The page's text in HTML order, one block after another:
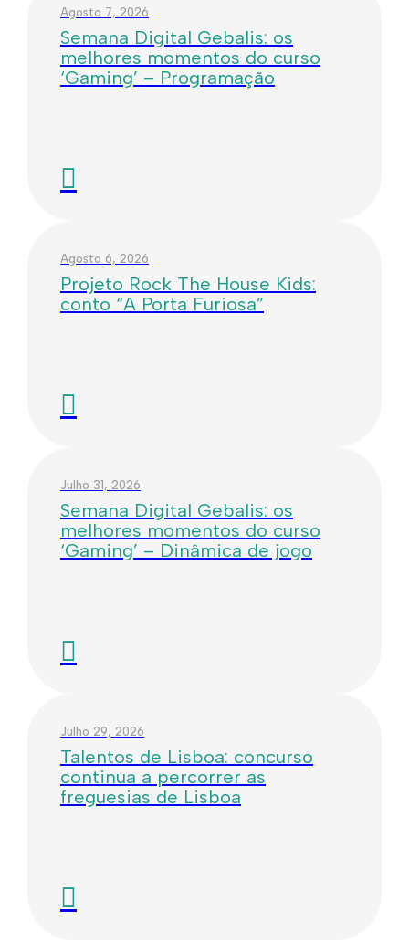
Agosto 7, 2026
Semana Digital Gebalis: os
melhores momentos do curso
‘Gaming’ – Programação
Agosto 6, 2026
Projeto Rock The House Kids:
conto “A Porta Furiosa”
Julho 31, 2026
Semana Digital Gebalis: os
melhores momentos do curso
‘Gaming’ – Dinâmica de jogo
Julho 29, 2026
Talentos de Lisboa: concurso
continua a percorrer as
freguesias de Lisboa